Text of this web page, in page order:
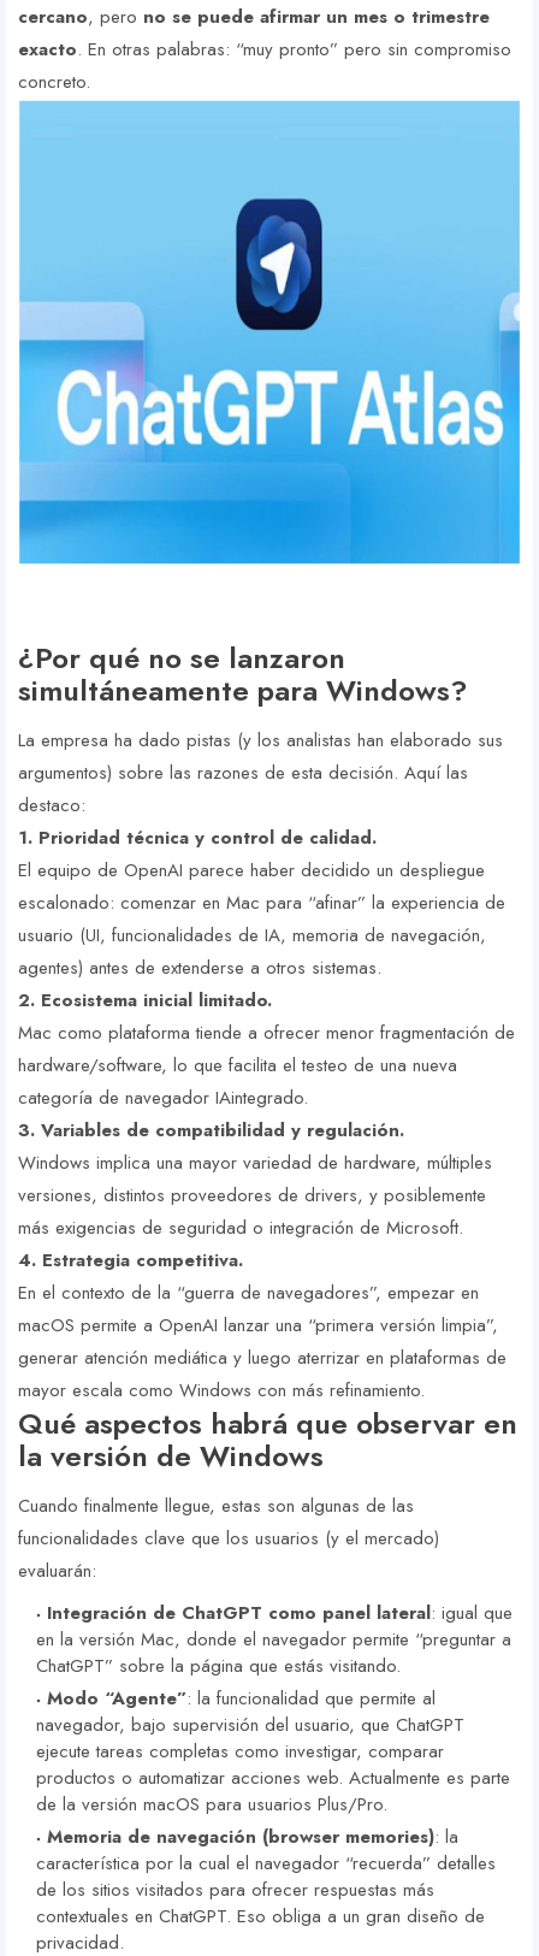
cercano, pero no se puede afirmar un mes o trimestre
exacto. En otras palabras: “muy pronto” pero sin compromiso
concreto.
¿Por qué no se lanzaron
simultáneamente para Windows?
La empresa ha dado pistas (y los analistas han elaborado sus
argumentos) sobre las razones de esta decisión. Aquí las
destaco:
1. Prioridad técnica y control de calidad.
El equipo de OpenAI parece haber decidido un despliegue
escalonado: comenzar en Mac para “afinar” la experiencia de
usuario (UI, funcionalidades de IA, memoria de navegación,
agentes) antes de extenderse a otros sistemas.
2. Ecosistema inicial limitado.
Mac como plataforma tiende a ofrecer menor fragmentación de
hardware/software, lo que facilita el testeo de una nueva
categoría de navegador IA­integrado.
3. Variables de compatibilidad y regulación.
Windows implica una mayor variedad de hardware, múltiples
versiones, distintos proveedores de drivers, y posiblemente
más exigencias de seguridad o integración de Microsoft.
4. Estrategia competitiva.
En el contexto de la “guerra de navegadores”, empezar en
macOS permite a OpenAI lanzar una “primera versión limpia”,
generar atención mediática y luego aterrizar en plataformas de
mayor escala como Windows con más refinamiento.
Qué aspectos habrá que observar en
la versión de Windows
Cuando finalmente llegue, estas son algunas de las
funcionalidades clave que los usuarios (y el mercado)
evaluarán:
Integración de ChatGPT como panel lateral: igual que
en la versión Mac, donde el navegador permite “preguntar a
ChatGPT” sobre la página que estás visitando.
Modo “Agente”: la funcionalidad que permite al
navegador, bajo supervisión del usuario, que ChatGPT
ejecute tareas completas como investigar, comparar
productos o automatizar acciones web. Actualmente es parte
de la versión macOS para usuarios Plus/Pro.
Memoria de navegación (browser memories): la
característica por la cual el navegador “recuerda” detalles
de los sitios visitados para ofrecer respuestas más
contextuales en ChatGPT. Eso obliga a un gran diseño de
privacidad.